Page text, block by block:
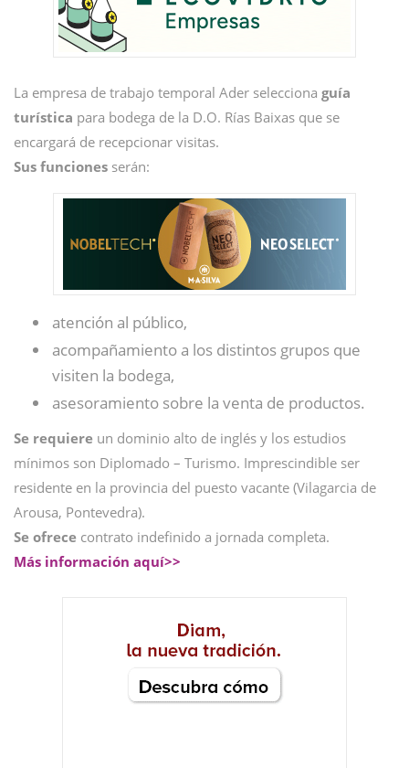
La empresa de trabajo temporal Ader selecciona guía
turística para bodega de la D.O. Rías Baixas que se
encargará de recepcionar visitas.
Sus funciones serán:
atención al público,
acompañamiento a los distintos grupos que
visiten la bodega,
asesoramiento sobre la venta de productos.
Se requiere un dominio alto de inglés y los estudios
mínimos son Diplomado – Turismo. Imprescindible ser
residente en la provincia del puesto vacante (Vilagarcia de
Arousa, Pontevedra).
Se ofrece contrato indefinido a jornada completa.
Más información aquí>>